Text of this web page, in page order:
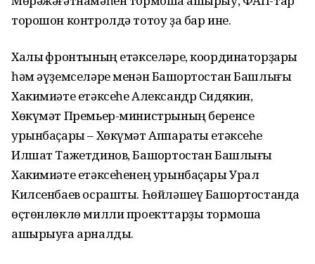
торошон контролдә тотоу ҙа бар ине.
Халыҡ фронтының етәкселәре, координаторҙары
һәм әүҙемселәре менән Башҡортостан Башлығы
Хакимиәте етәксеһе Александр Сидякин,
Хөкүмәт Премьер-министрының беренсе
урынбаҫары – Хөкүмәт Аппараты етәксеһе
Илшат Тажетдинов, Башҡортостан Башлығы
Хакимиәте етәксеһенең урынбаҫары Урал
Килсенбаев осрашты. Һөйләшеү Башҡортостанда
өҫтөнлөклө милли проекттарҙы тормошҡа
ашырыуға арналды.